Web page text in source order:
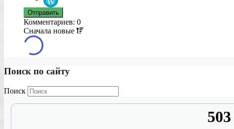
Комментариев: 0
Сначала новые
Поиск по сайту
Поиск